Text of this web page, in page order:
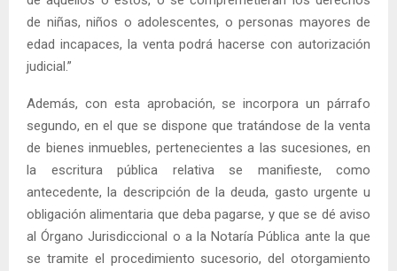
de niñas, niños o adolescentes, o personas mayores de
edad incapaces, la venta podrá hacerse con autorización
judicial.”
Además, con esta aprobación, se incorpora un párrafo
segundo, en el que se dispone que tratándose de la venta
de bienes inmuebles, pertenecientes a las sucesiones, en
la escritura pública relativa se manifieste, como
antecedente, la descripción de la deuda, gasto urgente u
obligación alimentaria que deba pagarse, y que se dé aviso
al Órgano Jurisdiccional o a la Notaría Pública ante la que
se tramite el procedimiento sucesorio, del otorgamiento